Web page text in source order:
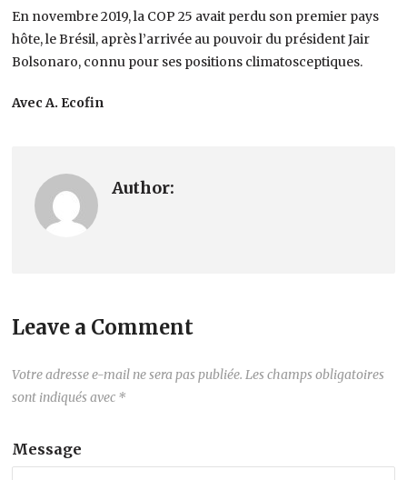
En novembre 2019, la COP 25 avait perdu son premier pays
hôte, le Brésil, après l’arrivée au pouvoir du président Jair
Bolsonaro, connu pour ses positions climatosceptiques.
Avec A. Ecofin
Author:
Leave a Comment
Votre adresse e-mail ne sera pas publiée. Les champs obligatoires
sont indiqués avec *
Message